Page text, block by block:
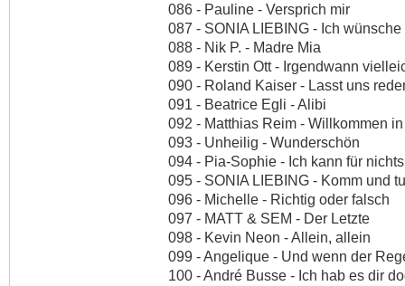
086 - Pauline - Versprich mir
087 - SONIA LIEBING - Ich
088 - Nik P. - Madre Mia
089 - Kerstin Ott - Irgendwann
090 - Roland Kaiser - Lasst uns
091 - Beatrice Egli - Alibi
092 - Matthias Reim - Willkommen
093 - Unheilig - Wunderschön
094 - Pia-Sophie - Ich kann für
095 - SONIA LIEBING - Komm und
096 - Michelle - Richtig oder falsch
097 - MATT & SEM - Der Letzte
098 - Kevin Neon - Allein, allein
099 - Angelique - Und wenn der
100 - André Busse - Ich hab es dir